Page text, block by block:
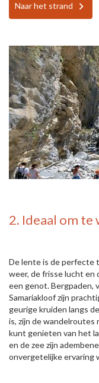
Naar het strand
2. Ideaal om te
De lente is de perfecte
weer, de frisse lucht
een genot. Bergpaden,
Samariakloof zijn
geurige kruiden langs
is, zijn de wandelroutes
kunt genieten van het
en de zee zijn
onvergetelijke ervaring